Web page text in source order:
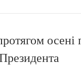
осені